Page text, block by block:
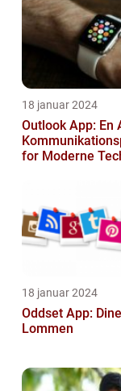
18 januar 2024
Outlook App: En
for Moderne
18 januar 2024
Oddset App:
Lommen